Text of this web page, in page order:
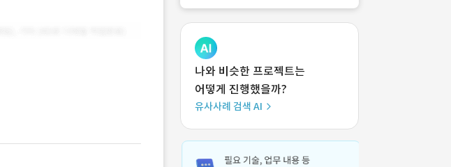
나와 비슷한 프로젝트는
어떻게 진행했을까?
유사사례 검색 AI